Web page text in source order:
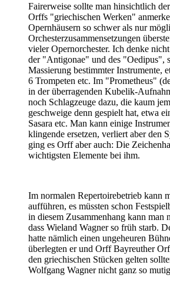
Fairerweise sollte man hinsichtlich
Orffs "griechischen Werken"
Opernhäusern so schwer als nur
Orchesterzusammensetzungen
vieler Opernorchester. Ich denke
der "Antigonae" und des "Oedipus",
Massierung bestimmter Instrumente,
6 Trompeten etc. Im "Prometheus"
in der überragenden Kubelik-
noch Schlagzeuge dazu, die kaum
geschweige denn gespielt hat, etwa
Sasara etc. Man kann einige
klingende ersetzen, verliert aber den
ging es Orff aber auch: Die
wichtigsten Elemente bei ihm.
Im normalen Repertoirebetrieb kann
aufführen, es müssten schon
in diesem Zusammenhang kann man
dass Wieland Wagner so früh starb.
hatte nämlich einen ungeheuren
überlegten er und Orff Bayreuther
den griechischen Stücken gelten
Wolfgang Wagner nicht ganz so